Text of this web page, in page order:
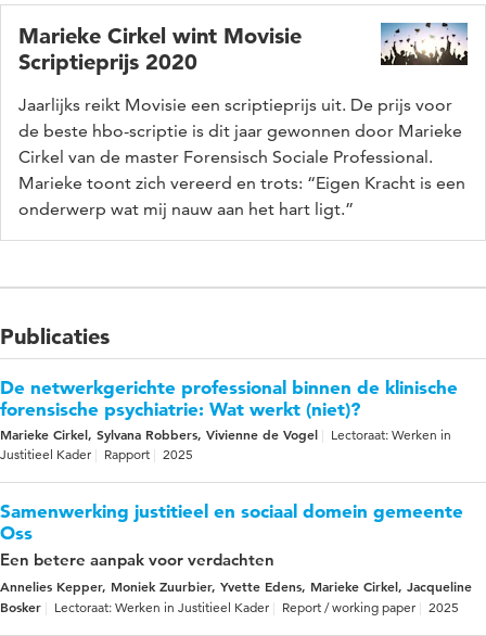
Marieke Cirkel wint Movisie
Scriptieprijs 2020
Jaarlijks reikt Movisie een scriptieprijs uit. De prijs voor
de beste hbo-scriptie is dit jaar gewonnen door Marieke
Cirkel van de master Forensisch Sociale Professional.
Marieke toont zich vereerd en trots: “Eigen Kracht is een
onderwerp wat mij nauw aan het hart ligt.”
Publicaties
De netwerkgerichte professional binnen de klinische
forensische psychiatrie: Wat werkt (niet)?
Marieke Cirkel, Sylvana Robbers, Vivienne de Vogel
Lectoraat: Werken in
Justitieel Kader
Rapport 2025
Samenwerking justitieel en sociaal domein gemeente
Oss
Een betere aanpak voor verdachten
Annelies Kepper, Moniek Zuurbier, Yvette Edens, Marieke Cirkel, Jacqueline
Bosker
Lectoraat: Werken in Justitieel Kader Report / working paper 2025